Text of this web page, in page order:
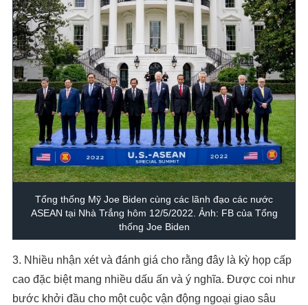
Tổng thống Mỹ Joe Biden cùng các lãnh đạo các nước
ASEAN tại Nhà Trắng hôm 12/5/2022. Ảnh: FB của Tổng
thống Joe Biden
3. Nhiều nhận xét và đánh giá cho rằng đây là kỳ họp cấp
cao đặc biệt mang nhiều dấu ấn và ý nghĩa. Được coi như
bước khởi đầu cho một cuộc vận động ngoại giao sâu